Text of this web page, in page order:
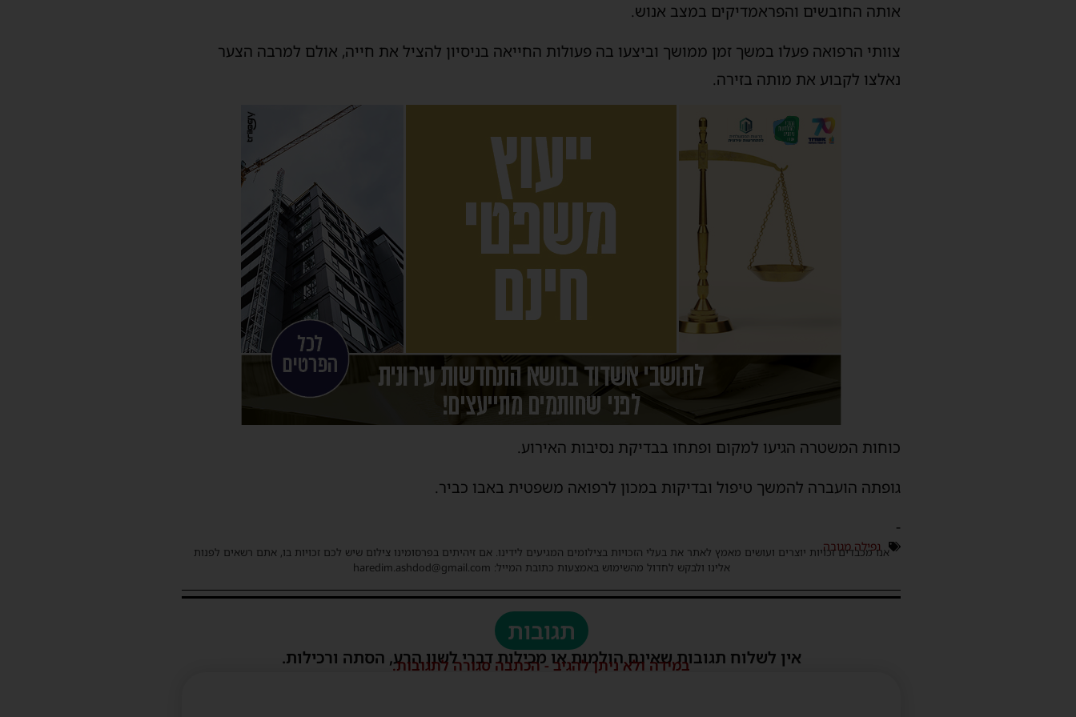
אותה החובשים והפראמדיקים במצב אנוש.
צוותי הרפואה פעלו במשך זמן ממושך וביצעו בה פעולות החייאה בניסיון להציל את חייה, אולם למרבה הצער
נאלצו לקבוע את מותה בזירה.
כוחות המשטרה הגיעו למקום ופתחו בבדיקת נסיבות האירוע.
גופתה הועברה להמשך טיפול ובדיקות במכון לרפואה משפטית באבו כביר.
-
נפילה מגובה
אנו מכבדים זכויות יוצרים ועושים מאמץ לאתר את בעלי הזכויות בצילומים המגיעים לידינו. אם זיהיתים בפרסומינו צילום שיש לכם זכויות בו, אתם רשאים לפנות
אלינו ולבקש לחדול מהשימוש באמצעות כתובת המייל: haredim.ashdod@gmail.com
תגובות
אין לשלוח תגובות שאינם הולמות או מכילות דברי לשון הרע, הסתה ורכילות.
במידה ולא ניתן להגיב - הכתבה סגורה לתגובות.